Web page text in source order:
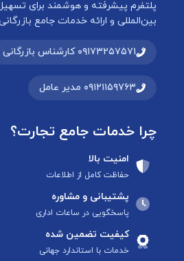
پلتفرم پیشرفته و هوشمند برای
بین‌المللی و ارائه خدمات جامع
۰۹۱۷۳۲۵۷۵۷۱ کارشناس بازرگانی
۰۹۱۲۱۱۵۹۷۶۳ مدیر عامل
چرا خدمات جامع تجارت؟
امنیت بالا
حفاظت کامل از اطلاعات
پشتیبانی و مشاوره
پاسخگویی در ساعات اداری
کیفیت تضمین شده
خدمات با استاندارد جهانی